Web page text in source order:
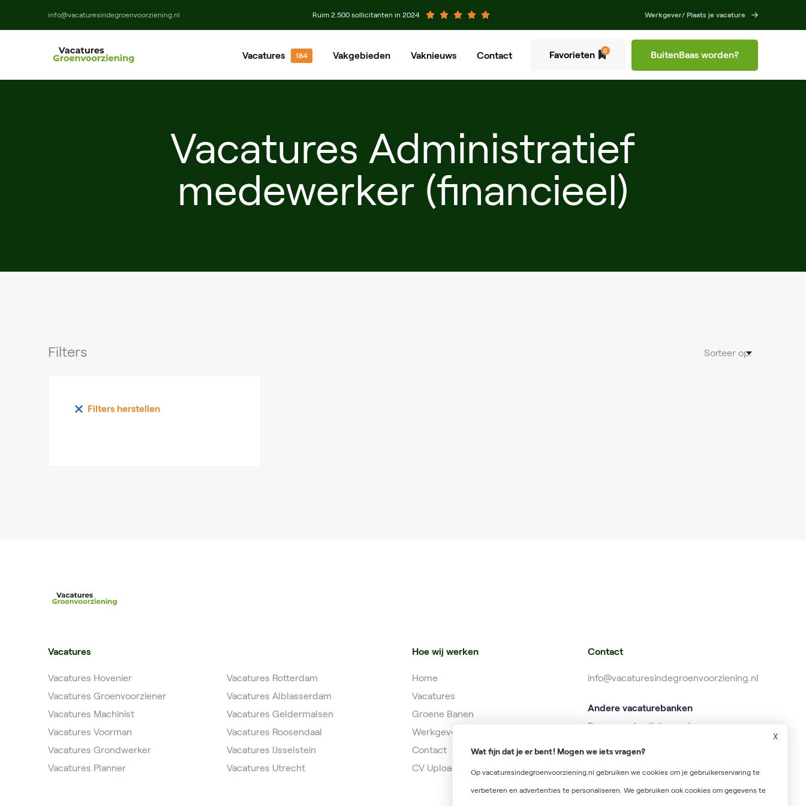
info@vacaturesindegroenvoorziening.nl Ruim 2.500 sollicitanten in 2024 Werkgever/ Plaats je vacature
Vacatures Vakgebieden
Meewerkend Voorman Planner
Vaknieuws Contact Favorieten 0 BuitenBaas worden?
Vacatures Administratief
medewerker (financieel)
Filters Sorteer op:
Filters herstellen
Vacatures
Vacatures Hovenier
Vacatures Groenvoorziener
Vacatures Machinist
Vacatures Voorman
Vacatures Grondwerker
Vacatures Planner
Vacatures Rotterdam
Vacatures Alblasserdam
Vacatures Geldermalsen
Vacatures Roosendaal
Vacatures IJsselstein
Vacatures Utrecht
Hoe wij werken
Home
Vacatures
Groene Banen
Werkgever
Contact
CV Uploaden
Contact
info@vacaturesindegroenvoorziening.nl
Andere vacaturebanken
Banenzonderdiploma.nl
Wat fijn dat je er bent! Mogen we iets vragen?
Op vacaturesindegroenvoorziening.nl gebruiken we cookies om je gebruikerservaring te
verbeteren en advertenties te personaliseren. We gebruiken ook cookies om gegevens te
X